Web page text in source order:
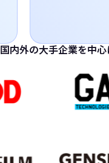
国内外の大手企業を中心